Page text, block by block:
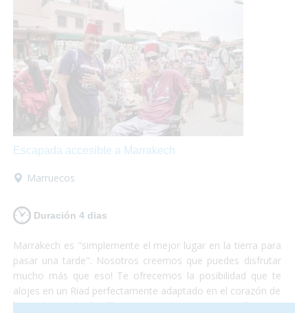
visitar cada rincón de la ciudad, te lo habías imaginado?
¡Esto es el Carnaval! Una increíble experiencia que todos
deberían probar! Vamos?
Escapada accesible a Marrakech
Marruecos
Duración 4 dias
Marrakech es "simplemente el mejor lugar en la tierra para
pasar una tarde". Nosotros creemos que puedes disfrutar
mucho más que eso! Te ofrecemos la posibilidad que te
alojes en un Riad perfectamente adaptado en el corazón de
la Medina y desde allí puedas perderte por sus callejones.